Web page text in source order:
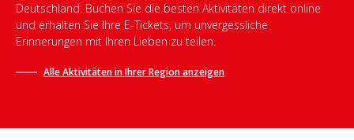
Deutschland. Buchen Sie die besten Aktivitäten direkt online
und erhalten Sie Ihre E-Tickets, um unvergessliche
Erinnerungen mit Ihren Lieben zu teilen.
Alle Aktivitäten in Ihrer Region anzeigen